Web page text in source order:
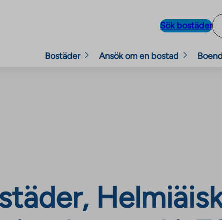
Sök bostäder
Bostäder Ansök om en bostad